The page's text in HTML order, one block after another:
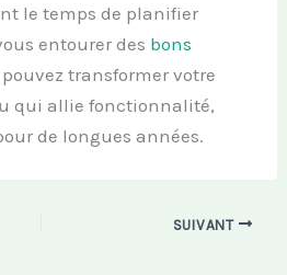
le temps de planifier
entourer des bons
pouvez transformer votre
qui allie fonctionnalité,
de longues années.
SUIVANT